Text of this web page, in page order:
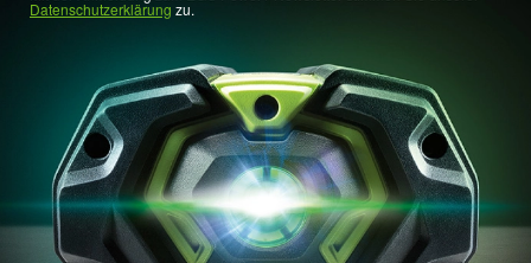
Datenschutzerklärung zu.